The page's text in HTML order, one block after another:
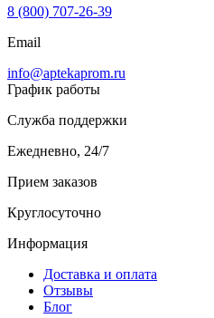
8 (800) 707-26-39
Email
info@aptekaprom.ru
График работы
Служба поддержки
Ежедневно, 24/7
Прием заказов
Круглосуточно
Информация
Доставка и оплата
Отзывы
Блог